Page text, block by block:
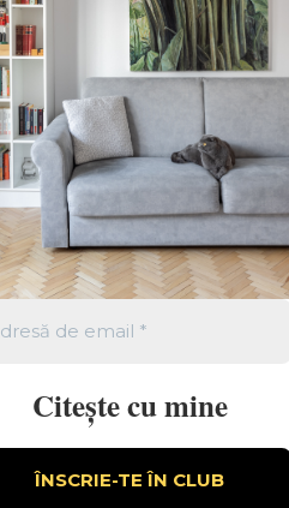
Citește cu mine